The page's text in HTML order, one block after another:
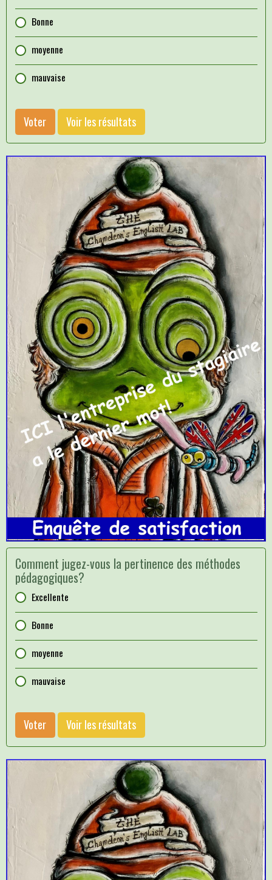
Bonne
moyenne
mauvaise
Voter Voir les résultats
Comment jugez-vous la pertinence des méthodes
pédagogiques?
Excellente
Bonne
moyenne
mauvaise
Voter Voir les résultats